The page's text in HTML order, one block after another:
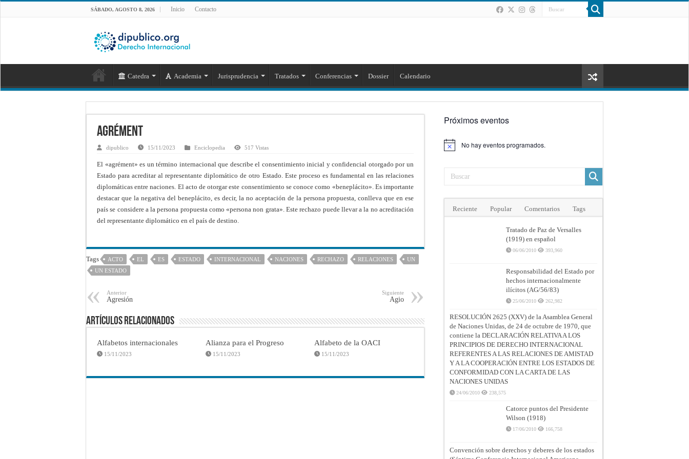
SÁBADO, AGOSTO 8, 2026 Inicio Contacto
Catedra Academia Jurisprudencia Tratados Conferencias Dossier Calendario
Agrément
dipublico 15/11/2023 Enciclopedia 517 Vistas
El «agrément» es un término internacional que describe el consentimiento inicial y confidencial otorgado por un
Estado para acreditar al representante diplomático de otro Estado. Este proceso es fundamental en las relaciones
diplomáticas entre naciones. El acto de otorgar este consentimiento se conoce como «beneplácito». Es importante
destacar que la negativa del beneplácito, es decir, la no aceptación de la persona propuesta, conlleva que en ese
país se considere a la persona propuesta como «persona non grata». Este rechazo puede llevar a la no acreditación
del representante diplomático en el país de destino.
Tags ACTO EL ES ESTADO INTERNACIONAL NACIONES RECHAZO RELACIONES
UN
UN ESTADO
Anterior
Agresión
Siguiente
Agio
Artículos Relacionados
Alfabetos internacionales
15/11/2023
Alianza para el Progreso
15/11/2023
Alfabeto de la OACI
15/11/2023
Próximos eventos
Aviso No hay eventos programados.
Reciente Popular Comentarios Tags
Tratado de Paz de Versalles
(1919) en español
06/06/2010 393,960
Responsabilidad del Estado por
hechos internacionalmente
ilícitos (AG/56/83)
25/06/2010 262,982
RESOLUCIÓN 2625 (XXV) de la Asamblea General
de Naciones Unidas, de 24 de octubre de 1970, que
contiene la DECLARACIÓN RELATIVA A LOS
PRINCIPIOS DE DERECHO INTERNACIONAL
REFERENTES A LAS RELACIONES DE AMISTAD
Y A LA COOPERACIÓN ENTRE LOS ESTADOS DE
CONFORMIDAD CON LA CARTA DE LAS
NACIONES UNIDAS
24/06/2010 238,575
Catorce puntos del Presidente
Wilson (1918)
17/06/2010 166,758
Convención sobre derechos y deberes de los estados